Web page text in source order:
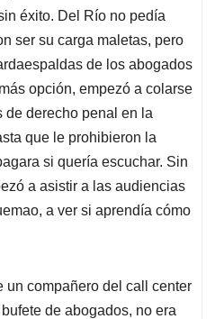
éxito. Del Río no pedía
ser su carga maletas, pero
de los abogados
opción, empezó a colarse
de derecho penal en la
que le prohibieron la
si quería escuchar. Sin
a asistir a las audiencias
a ver si aprendía cómo
un compañero del call center
de abogados, no era